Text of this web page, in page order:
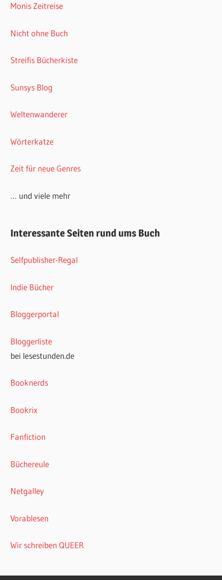
Monis Zeitreise
Nicht ohne Buch
Streifis Bücherkiste
Sunsys Blog
Weltenwanderer
Wörterkatze
Zeit für neue Genres
… und viele mehr
Interessante Seiten rund ums Buch
Selfpublisher-Regal
Indie Bücher
Bloggerportal
Bloggerliste
bei lesestunden.de
Booknerds
Bookrix
Fanfiction
Büchereule
Netgalley
Vorablesen
Wir schreiben QUEER